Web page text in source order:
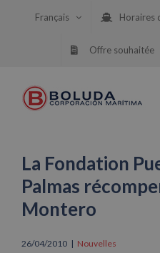
Français Horaires
Offre souhaitée
La Fondation
Palmas
Montero
26/04/2010 | Nouvelles